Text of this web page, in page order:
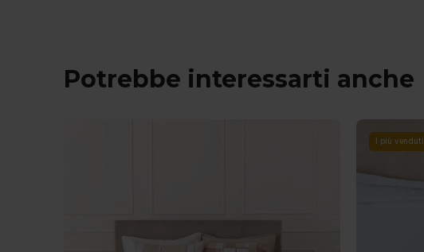
Potrebbe interessarti anche
I più venduti